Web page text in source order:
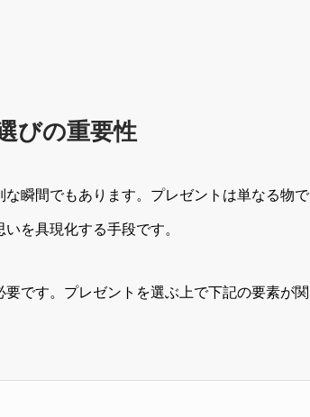
びの重要性
瞬間でもあります。プレゼントは単なる物で
を具現化する手段です。
です。プレゼントを選ぶ上で下記の要素が関